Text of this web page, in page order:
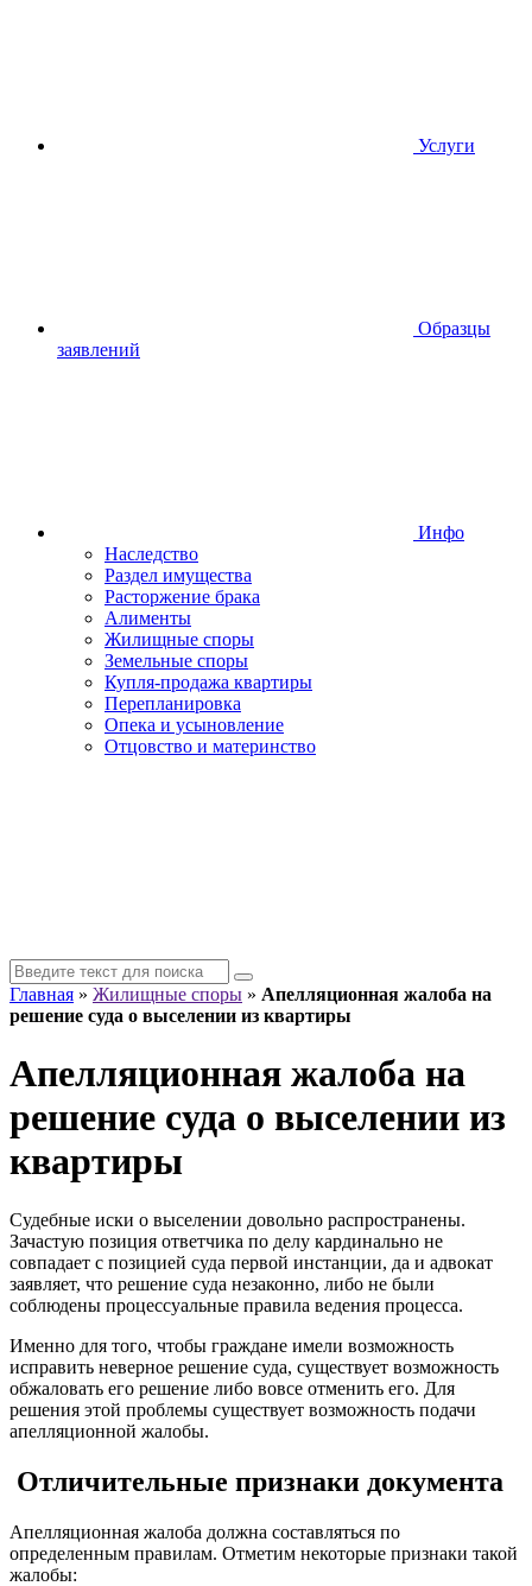
Услуги
Образцы
заявлений
Инфо
Наследство
Раздел имущества
Расторжение брака
Алименты
Жилищные споры
Земельные споры
Купля-продажа квартиры
Перепланировка
Опека и усыновление
Отцовство и материнство
Главная » Жилищные споры » Апелляционная жалоба на
решение суда о выселении из квартиры
Апелляционная жалоба на
решение суда о выселении из
квартиры
Судебные иски о выселении довольно распространены.
Зачастую позиция ответчика по делу кардинально не
совпадает с позицией суда первой инстанции, да и адвокат
заявляет, что решение суда незаконно, либо не были
соблюдены процессуальные правила ведения процесса.
Именно для того, чтобы граждане имели возможность
исправить неверное решение суда, существует возможность
обжаловать его решение либо вовсе отменить его. Для
решения этой проблемы существует возможность подачи
апелляционной жалобы.
Отличительные признаки документа
Апелляционная жалоба должна составляться по
определенным правилам. Отметим некоторые признаки такой
жалобы: